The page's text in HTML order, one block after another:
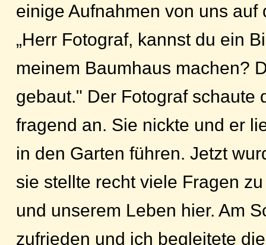
einige Aufnahmen von uns auf
„Herr Fotograf, kannst du ein
meinem Baumhaus machen?
gebaut." Der Fotograf schaute
fragend an. Sie nickte und er
in den Garten führen. Jetzt
sie stellte recht viele Fragen
und unserem Leben hier. Am
zufrieden und ich begleitete